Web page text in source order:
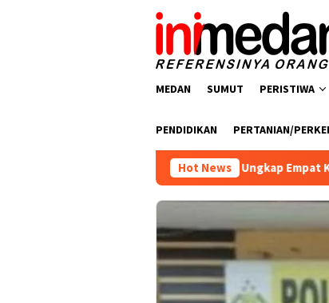
MEDAN SUMUT PERISTIWA
PENDIDIKAN PERTANIAN/
Hot News
Polres Batu Bara Ungkap Empat Kasus